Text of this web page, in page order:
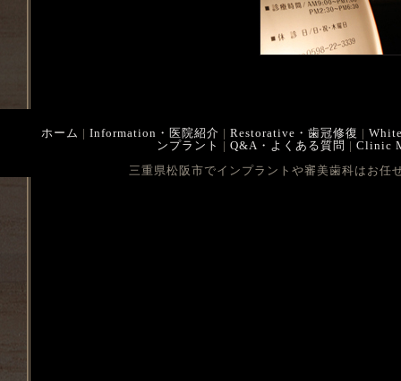
ホーム | Information・医院紹介 | Restorative・歯冠修復 |
ンプラント | Q&A・よくある質問 | Clinic
三重県松阪市でインプラントや審美歯科はお